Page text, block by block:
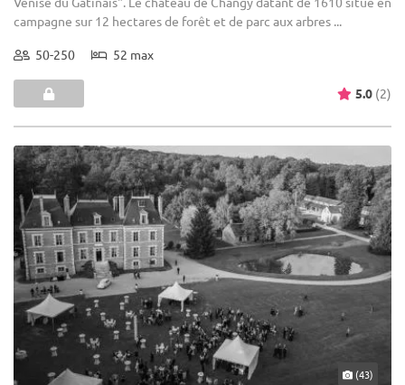
campagne sur 12 hectares de forêt et de parc aux arbres ...
50-250 52 max
5.0 (2)
(43)